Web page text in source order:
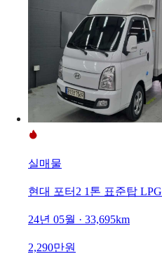
실매물
현대 포터2 1톤 표준탑 LPG
24년 05월 · 33,695km
2,290만원